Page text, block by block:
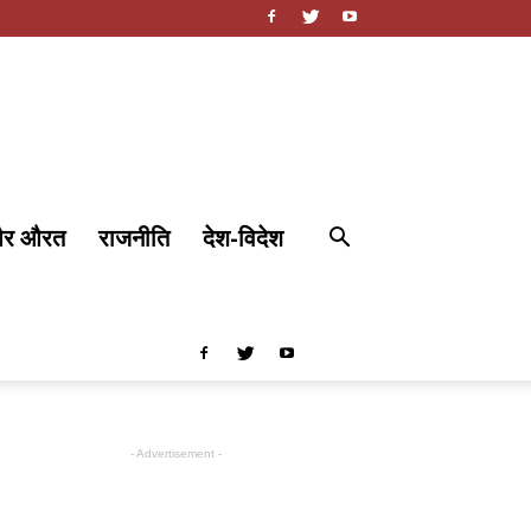
औरत राजनीति
देश-विदेश
- Advertisement -